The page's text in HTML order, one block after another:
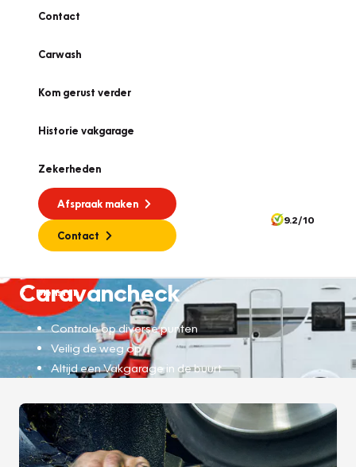
Contact
Carwash
Kom gerust verder
Historie vakgarage
Zekerheden
Afspraak maken
Contact
9.2/10
Diensten
Caravancheck
Controle op diverse punten
Veilig de weg op
Altijd een Vakgarage in de buurt